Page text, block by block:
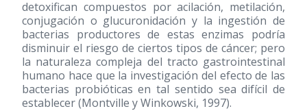
detoxifican compuestos por acilación, metilación,
conjugación o glucuronidación y la ingestión de
bacterias productores de estas enzimas podría
disminuir el riesgo de ciertos tipos de cáncer; pero
la naturaleza compleja del tracto gastrointestinal
humano hace que la investigación del efecto de las
bacterias probióticas en tal sentido sea difícil de
establecer (Montville y Winkowski, 1997).